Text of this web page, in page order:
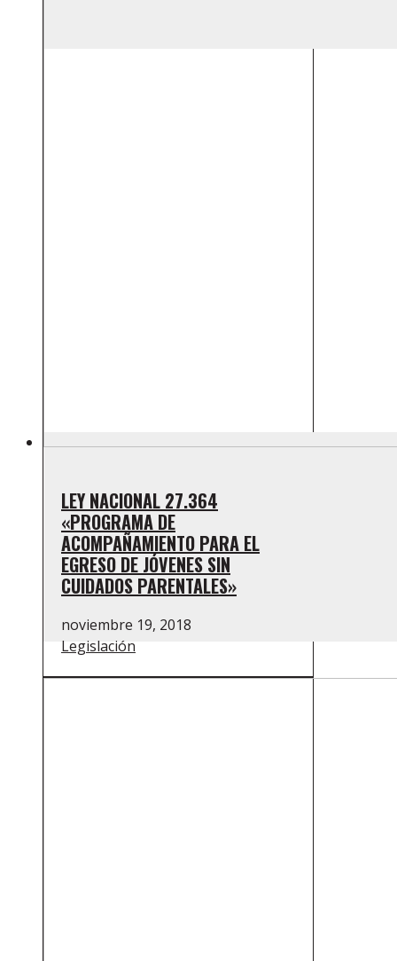
LEY NACIONAL 27.364
«PROGRAMA DE
ACOMPAÑAMIENTO PARA EL
EGRESO DE JÓVENES SIN
CUIDADOS PARENTALES»
noviembre 19, 2018
Legislación